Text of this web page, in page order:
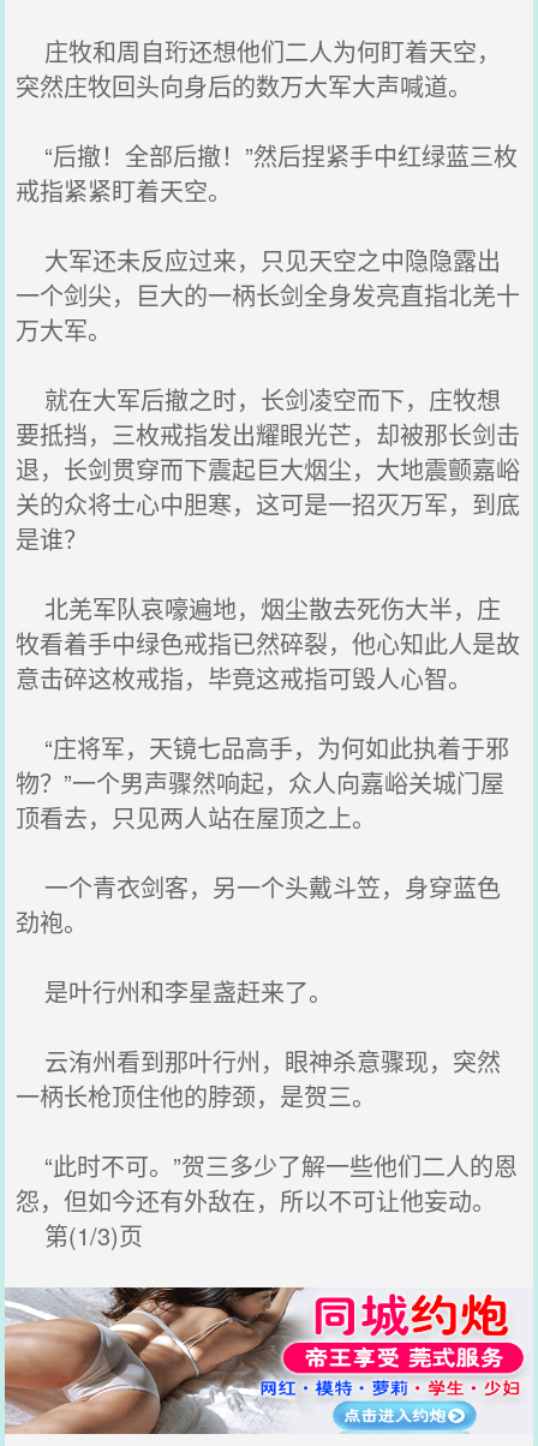
庄牧和周自珩还想他们二人为何盯着天空，
突然庄牧回头向身后的数万大军大声喊道。
“后撤！全部后撤！”然后捏紧手中红绿蓝三枚
戒指紧紧盯着天空。
大军还未反应过来，只见天空之中隐隐露出
一个剑尖，巨大的一柄长剑全身发亮直指北羌十
万大军。
就在大军后撤之时，长剑凌空而下，庄牧想
要抵挡，三枚戒指发出耀眼光芒，却被那长剑击
退，长剑贯穿而下震起巨大烟尘，大地震颤嘉峪
关的众将士心中胆寒，这可是一招灭万军，到底
是谁？
北羌军队哀嚎遍地，烟尘散去死伤大半，庄
牧看着手中绿色戒指已然碎裂，他心知此人是故
意击碎这枚戒指，毕竟这戒指可毁人心智。
“庄将军，天镜七品高手，为何如此执着于邪
物？”一个男声骤然响起，众人向嘉峪关城门屋
顶看去，只见两人站在屋顶之上。
一个青衣剑客，另一个头戴斗笠，身穿蓝色
劲袍。
是叶行州和李星盏赶来了。
云洧州看到那叶行州，眼神杀意骤现，突然
一柄长枪顶住他的脖颈，是贺三。
“此时不可。”贺三多少了解一些他们二人的恩
怨，但如今还有外敌在，所以不可让他妄动。
第(1/3)页